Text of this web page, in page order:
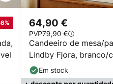
Candeeiro de mesa/
Lindby Fjora, branco/
30 cm, regulável.
64,90 €
PVP79,90 €
Em stock